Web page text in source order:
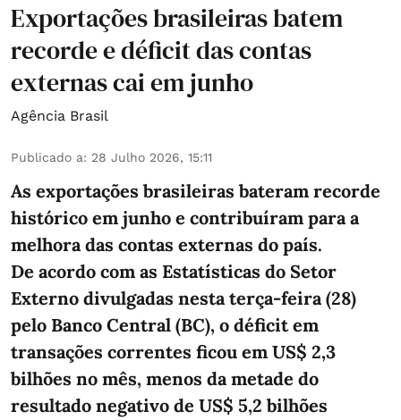
Exportações brasileiras batem
recorde e déficit das contas
externas cai em junho
Agência Brasil
Publicado a: 28 Julho 2026, 15:11
As exportações brasileiras bateram recorde
histórico em junho e contribuíram para a
melhora das contas externas do país.
De acordo com as Estatísticas do Setor
Externo divulgadas nesta terça-feira (28)
pelo Banco Central (BC), o déficit em
transações correntes ficou em US$ 2,3
bilhões no mês, menos da metade do
resultado negativo de US$ 5,2 bilhões